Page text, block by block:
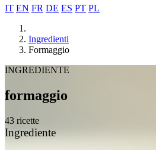
IT EN FR DE ES PT PL
Ingredienti
Formaggio
INGREDIENTE
formaggio
43 ricette
Ingrediente